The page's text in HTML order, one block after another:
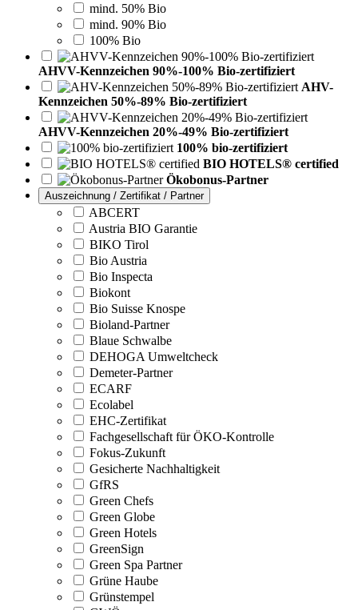
mind. 50% Bio
mind. 90% Bio
100% Bio
AHVV-Kennzeichen 90%-100% Bio-zertifiziert
AHV-
Kennzeichen 50%-89% Bio-zertifiziert
AHVV-Kennzeichen 20%-49% Bio-zertifiziert
100% bio-zertifiziert
BIO HOTELS® certified
Ökobonus-Partner
Auszeichnung / Zertifikat / Partner
ABCERT
Austria BIO Garantie
BIKO Tirol
Bio Austria
Bio Inspecta
Biokont
Bio Suisse Knospe
Bioland-Partner
Blaue Schwalbe
DEHOGA Umweltcheck
Demeter-Partner
ECARF
Ecolabel
EHC-Zertifikat
Fachgesellschaft für ÖKO-Kontrolle
Fokus-Zukunft
Gesicherte Nachhaltigkeit
GfRS
Green Chefs
Green Globe
Green Hotels
GreenSign
Green Spa Partner
Grüne Haube
Grünstempel